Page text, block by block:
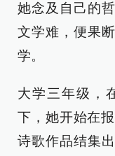
她念及自己的
文学难，便果
学。
大学三年级，
下，她开始在
诗歌作品结集